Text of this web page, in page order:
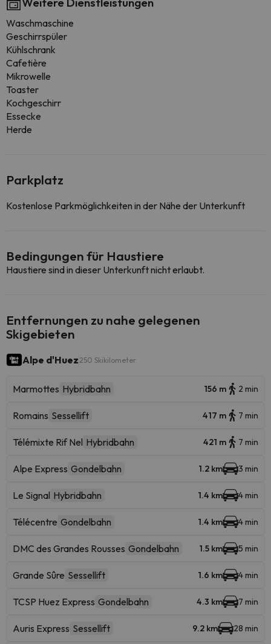
Waschmaschine
Geschirrspüler
Kühlschrank
Cafetière
Mikrowelle
Toaster
Kochgeschirr
Essecke
Herde
Parkplatz
Kostenlose Parkmöglichkeiten in der Nähe der Unterkunft
Bedingungen für Haustiere
Haustiere sind in dieser Unterkunft nicht erlaubt.
Entfernungen zu nahe gelegenen
Skigebieten
Alpe d'Huez 250 Skikilometer
Marmottes Hybridbahn 156 m 2 min
Romains Sessellift 417 m 7 min
Télémixte Rif Nel Hybridbahn 421 m 7 min
Alpe Express Gondelbahn 1.2 km 3 min
Le Signal Hybridbahn 1.4 km 4 min
Télécentre Gondelbahn 1.4 km 4 min
DMC des Grandes Rousses Gondelbahn 1.5 km 5 min
Grande Sûre Sessellift 1.6 km 4 min
TCSP Huez Express Gondelbahn 4.3 km 7 min
Auris Express Sessellift 9.2 km 28 min